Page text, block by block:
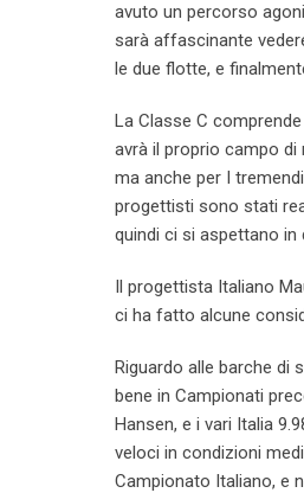
avuto un percorso
sarà affascinante
le due flotte, e
La Classe C
avrà il proprio campo
ma anche per I
progettisti sono stati
quindi ci si aspettano
Il progettista Italiano
ci ha fatto alcune
Riguardo alle barche di
bene in Campionati
Hansen, e i vari Italia
veloci in condizioni
Campionato Italiano, e